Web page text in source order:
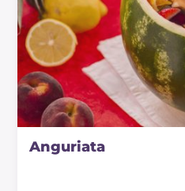
Anguriata